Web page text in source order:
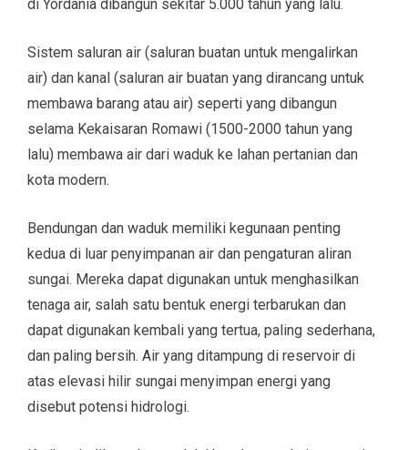
di Yordania dibangun sekitar 5.000 tahun yang lalu.
Sistem saluran air (saluran buatan untuk mengalirkan
air) dan kanal (saluran air buatan yang dirancang untuk
membawa barang atau air) seperti yang dibangun
selama Kekaisaran Romawi (1500-2000 tahun yang
lalu) membawa air dari waduk ke lahan pertanian dan
kota modern.
Bendungan dan waduk memiliki kegunaan penting
kedua di luar penyimpanan air dan pengaturan aliran
sungai. Mereka dapat digunakan untuk menghasilkan
tenaga air, salah satu bentuk energi terbarukan dan
dapat digunakan kembali yang tertua, paling sederhana,
dan paling bersih. Air yang ditampung di reservoir di
atas elevasi hilir sungai menyimpan energi yang
disebut potensi hidrologi.